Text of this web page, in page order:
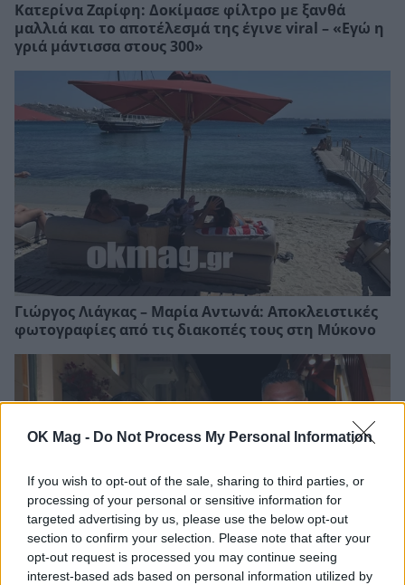
OK Mag - Do Not Process My Personal Information
If you wish to opt-out of the sale, sharing to third parties, or
processing of your personal or sensitive information for
targeted advertising by us, please use the below opt-out
section to confirm your selection. Please note that after your
opt-out request is processed you may continue seeing
interest-based ads based on personal information utilized by
Κατερίνα Ζαρίφη: Δοκίμασε φίλτρο με ξανθά
μαλλιά και το αποτέλεσμά της έγινε viral – «Εγώ η
γριά μάντισσα στους 300»
Γιώργος Λιάγκας – Μαρία Αντωνά: Αποκλειστικές
φωτογραφίες από τις διακοπές τους στη Μύκονο